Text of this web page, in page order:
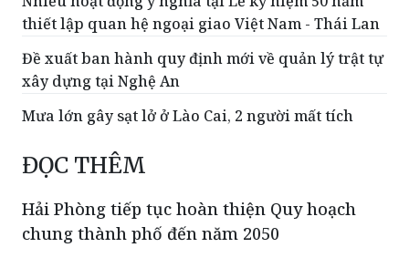
Đề xuất ban hành quy định mới về quản lý trật tự
xây dựng tại Nghệ An
Mưa lớn gây sạt lở ở Lào Cai, 2 người mất tích
ĐỌC THÊM
Hải Phòng tiếp tục hoàn thiện Quy hoạch
(PLVN) - Ngày 6/8, ông Lê Ngọc Châu -
Ủy viên Trung ương Đảng, Bí thư Thành